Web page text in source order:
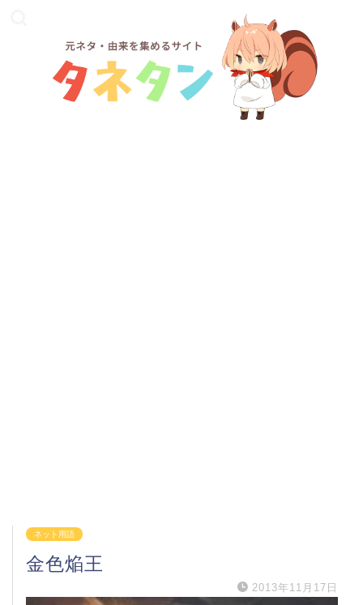
ネット用語
金色焔王
2013年11月17日